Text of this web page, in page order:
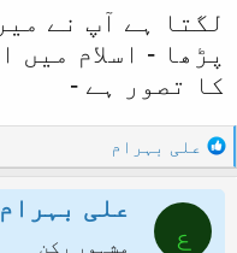
ا
ل
ا
پڑھا - اسلام میں
کا تصور ہے -
R
e
a
علی بہرام
ع
علی بہرام
مشہور رکن